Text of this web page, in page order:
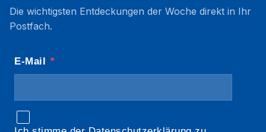
Die wichtigsten Entdeckungen der Woche direkt in Ihr
Postfach.